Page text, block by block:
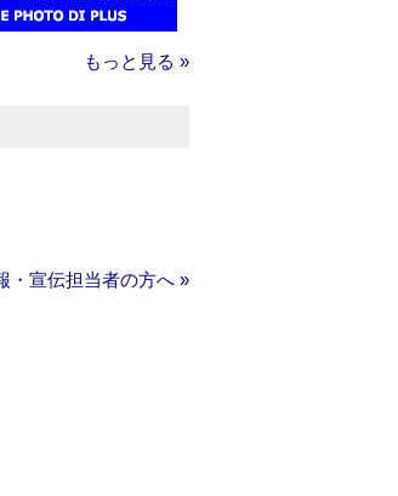
もっと見る »
・宣伝担当者の方へ »